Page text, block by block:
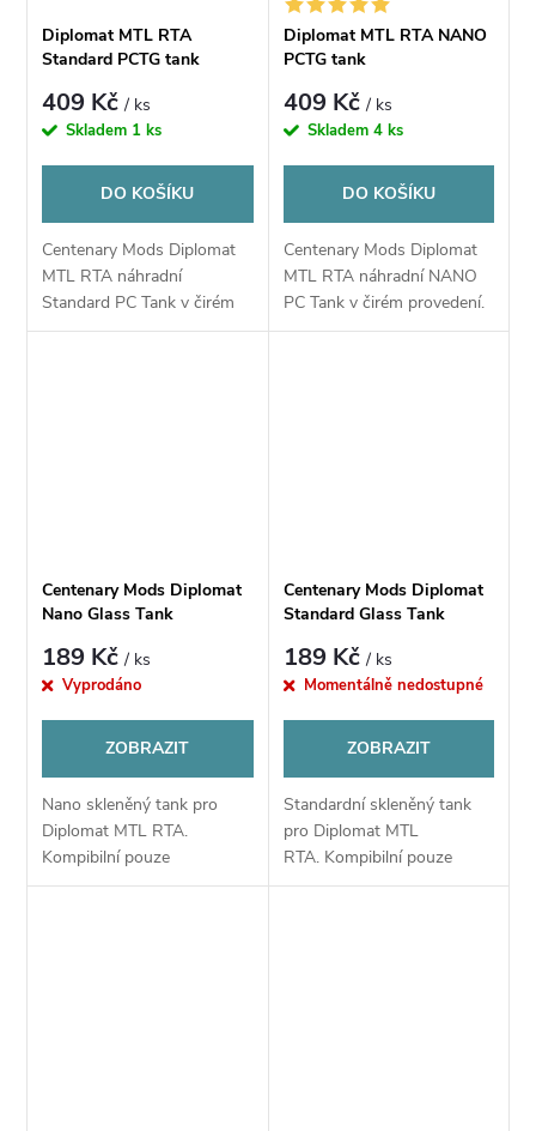
Diplomat MTL RTA
Standard PCTG tank
409 Kč/ ks
Skladem 1 ks
DO KOŠÍKU
Centenary Mods Diplomat
MTL RTA náhradní
Standard PC Tank v čirém
provedení. Kompibilní pouze
Diplomat MTL RTA NANO
PCTG tank
409 Kč/ ks
Skladem 4 ks
DO KOŠÍKU
Centenary Mods Diplomat
MTL RTA náhradní NANO
PC Tank v čirém provedení.
Kompibilní pouze
Centenary Mods Diplomat
Nano Glass Tank
189 Kč/ ks
Vyprodáno
ZOBRAZIT
Nano skleněný tank pro
Diplomat MTL RTA.
Kompibilní pouze
s Centenary Mods Diplomat
Centenary Mods Diplomat
Standard Glass Tank
189 Kč/ ks
Momentálně nedostupné
ZOBRAZIT
Standardní skleněný tank
pro Diplomat MTL
RTA. Kompibilní pouze
s Centenary Mods Diplomat